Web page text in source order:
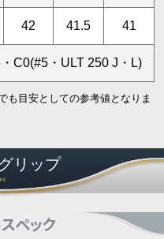
42 41.5 41
C0(#5・ULT 250 J・L)
目安としての参考値となりま
リップ
ペック